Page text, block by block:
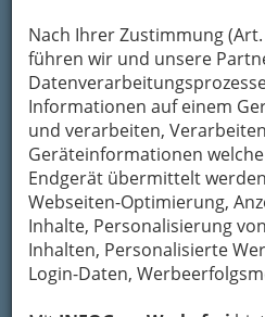
Nach Ihrer Zustimmung (Art.
führen wir und unsere
Informationen auf einem
und verarbeiten,
Geräteinformationen
Endgerät übermittelt
Webseiten-Optimierung,
Inhalte, Personalisierung
Inhalten, Personalisierte
Login-Daten,
Design ist gerade in Graz, der
wesentliches Merkmal von
Lifestyle, oder auf
Was ist das genau?
Darauf könnte man
nächste Frage“.☺Es gibt
Definitionen bzw.
definieren.